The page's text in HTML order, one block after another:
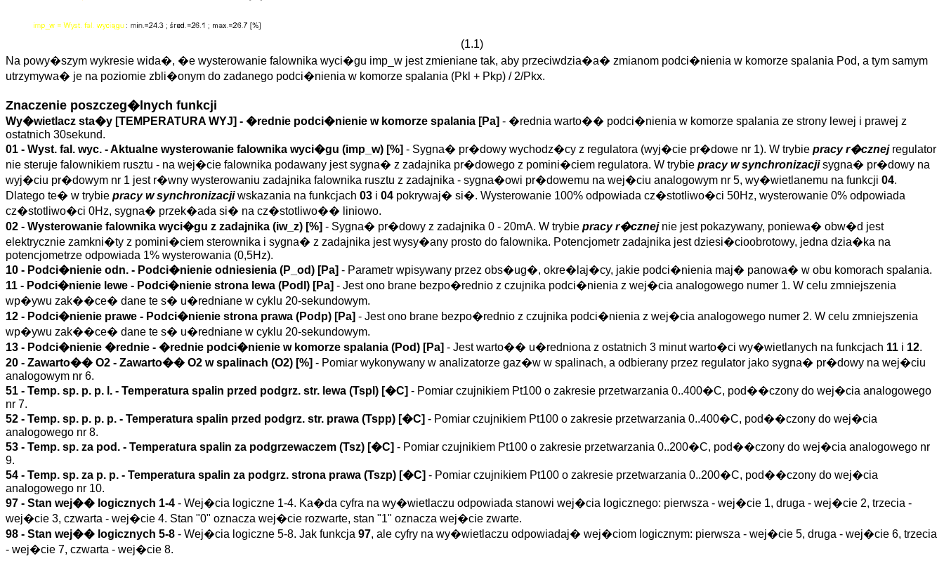
(1.1)
Na powy�szym wykresie wida�, �e wysterowanie falownika wyci�gu imp_w jest zmieniane tak, aby przeciwdzia�a� zmianom podci�nienia w komorze spalania Pod, a tym samym
utrzymywa� je na poziomie zbli�onym do zadanego podci�nienia w komorze spalania (Pkl + Pkp) / 2/Pkx.
Znaczenie poszczeg�lnych funkcji
Wy�wietlacz sta�y [TEMPERATURA WYJ] - �rednie podci�nienie w komorze spalania [Pa] - �rednia warto�� podci�nienia w komorze spalania ze strony lewej i prawej z
ostatnich 30sekund.
01 - Wyst. fal. wyc. - Aktualne wysterowanie falownika wyci�gu (imp_w) [%] - Sygna� pr�dowy wychodz�cy z regulatora (wyj�cie pr�dowe nr 1). W trybie pracy r�cznejregulator
nie steruje falownikiem rusztu - na wej�cie falownika podawany jest sygna� z zadajnika pr�dowego z pomini�ciem regulatora. W trybie pracy w synchronizacjisygna� pr�dowy na
wyj�ciu pr�dowym nr 1 jest r�wny wysterowaniu zadajnika falownika rusztu z zadajnika - sygna�owi pr�dowemu na wej�ciu analogowym nr 5, wy�wietlanemu na funkcji 04.
Dlatego te� w trybie pracy w synchronizacjiwskazania na funkcjach 03 i 04 pokrywaj� si�. Wysterowanie 100% odpowiada cz�stotliwo�ci 50Hz, wysterowanie 0% odpowiada
cz�stotliwo�ci 0Hz, sygna� przek�ada si� na cz�stotliwo�� liniowo.
02 - Wysterowanie falownika wyci�gu z zadajnika (iw_z) [%] - Sygna� pr�dowy z zadajnika 0 - 20mA. W trybie pracy r�cznejnie jest pokazywany, poniewa� obw�d jest
elektrycznie zamkni�ty z pomini�ciem sterownika i sygna� z zadajnika jest wysy�any prosto do falownika. Potencjometr zadajnika jest dziesi�cioobrotowy, jedna dzia�ka na
potencjometrze odpowiada 1% wysterowania (0,5Hz).
10 - Podci�nienie odn. - Podci�nienie odniesienia (P_od) [Pa] - Parametr wpisywany przez obs�ug�, okre�laj�cy, jakie podci�nienia maj� panowa� w obu komorach spalania.
11 - Podci�nienie lewe - Podci�nienie strona lewa (Podl ) [Pa] - Jest ono brane bezpo�rednio z czujnika podci�nienia z wej�cia analogowego numer 1. W celu zmniejszenia
wp�ywu zak��ce� dane te s� u�redniane w cyklu 20-sekundowym.
12 - Podci�nienie prawe - Podci�nienie strona prawa (Podp) [Pa] - Jest ono brane bezpo�rednio z czujnika podci�nienia z wej�cia analogowego numer 2. W celu zmniejszenia
wp�ywu zak��ce� dane te s� u�redniane w cyklu 20-sekundowym.
13 - Podci�nienie �rednie - �rednie podci�nienie w komorze spalania (Pod) [Pa] - Jest warto�� u�redniona z ostatnich 3 minut warto�ci wy�wietlanych na funkcjach 11 i 12.
20 - Zawarto�� O2 - Zawarto�� O2 w spalinach (O2) [%] - Pomiar wykonywany w analizatorze gaz�w w spalinach, a odbierany przez regulator jako sygna� pr�dowy na wej�ciu
analogowym nr 6.
51 - Temp. sp. p. p. l. - Temperatura spalin przed podgrz. str. lewa (Tspl ) [�C] - Pomiar czujnikiem Pt100 o zakresie przetwarzania 0..400�C, pod��czony do wej�cia analogowego
nr 7.
52 - Temp. sp. p. p. p. - Temperatura spalin przed podgrz. str. prawa (Tspp) [�C] - Pomiar czujnikiem Pt100 o zakresie przetwarzania 0..400�C, pod��czony do wej�cia
analogowego nr 8.
53 - Temp. sp. za pod. - Temperatura spalin za podgrzewaczem (Tsz) [�C] - Pomiar czujnikiem Pt100 o zakresie przetwarzania 0..200�C, pod��czony do wej�cia analogowego nr
9.
54 - Temp. sp. za p. p. - Temperatura spalin za podgrz. strona prawa (Tszp) [�C] - Pomiar czujnikiem Pt100 o zakresie przetwarzania 0..200�C, pod��czony do wej�cia
analogowego nr 10.
97 - Stan wej�� logicznych 1-4 - Wej�cia logiczne 1-4. Ka�da cyfra na wy�wietlaczu odpowiada stanowi wej�cia logicznego: pierwsza - wej�cie 1, druga - wej�cie 2, trzecia -
wej�cie 3, czwarta - wej�cie 4. Stan "0" oznacza wej�cie rozwarte, stan "1" oznacza wej�cie zwarte.
98 - Stan wej�� logicznych 5-8 - Wej�cia logiczne 5-8. Jak funkcja 97, ale cyfry na wy�wietlaczu odpowiadaj� wej�ciom logicznym: pierwsza - wej�cie 5, druga - wej�cie 6, trzecia
- wej�cie 7, czwarta - wej�cie 8.